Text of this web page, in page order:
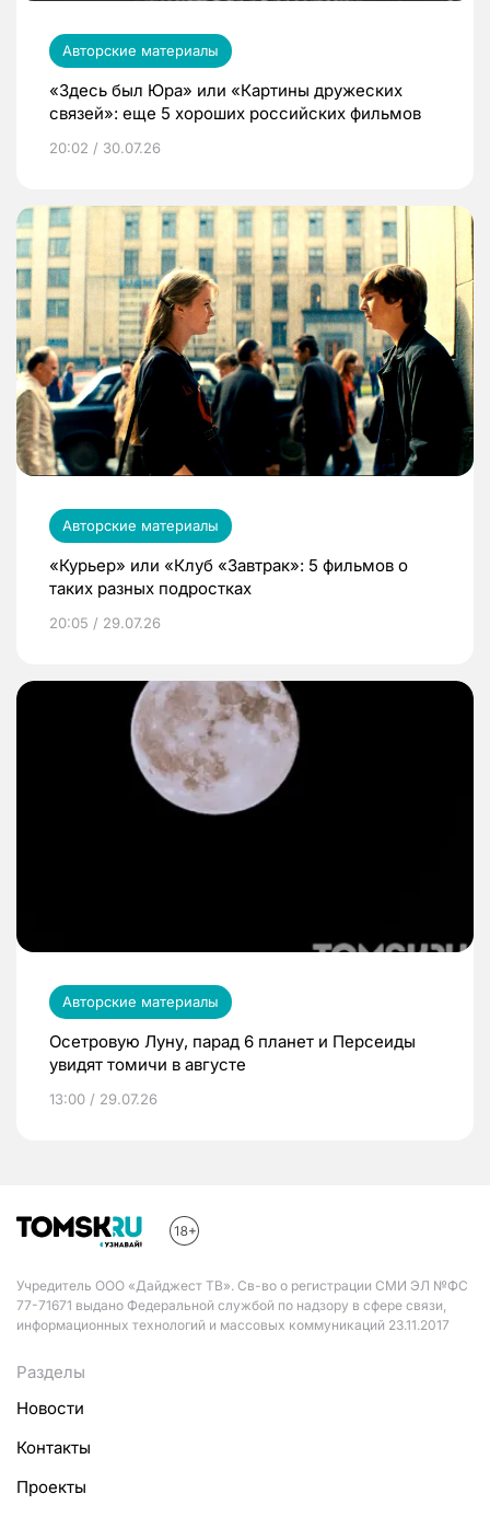
Авторские материалы
«Здесь был Юра» или «Картины дружеских
связей»: еще 5 хороших российских фильмов
20:02 / 30.07.26
Авторские материалы
«Курьер» или «Клуб «Завтрак»: 5 фильмов о
таких разных подростках
20:05 / 29.07.26
Авторские материалы
Осетровую Луну, парад 6 планет и Персеиды
увидят томичи в августе
13:00 / 29.07.26
Учредитель ООО «Дайджест ТВ». Св-во о регистрации СМИ ЭЛ №ФС
77-71671 выдано Федеральной службой по надзору в сфере связи,
информационных технологий и массовых коммуникаций 23.11.2017
Разделы
Новости
Контакты
Проекты